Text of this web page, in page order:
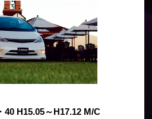
40 H15.05～H17.12 M/C